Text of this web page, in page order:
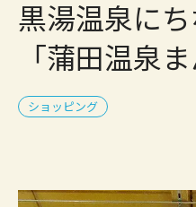
黒湯温泉に
「蒲田温泉
ショッピング